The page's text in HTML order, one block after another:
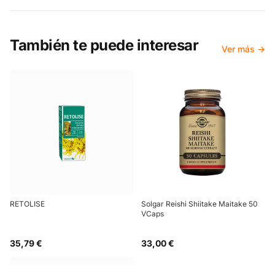
También te puede interesar Ver más →
RETOLISE
35,79 €
Solgar Reishi Shiitake Maitake 50
VCaps
33,00 €